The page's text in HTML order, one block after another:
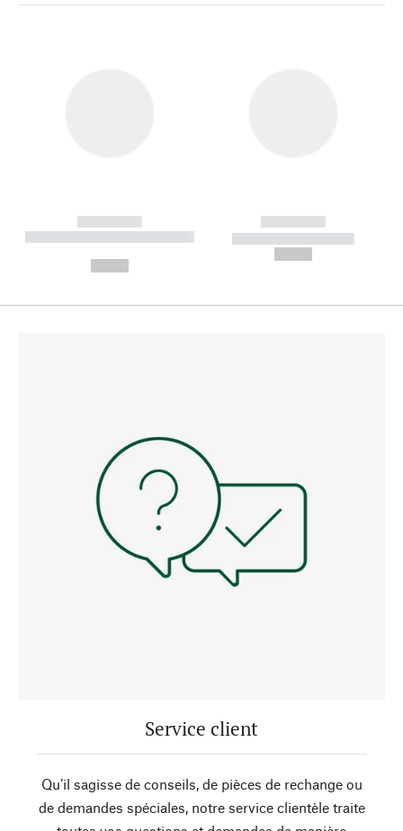
------------
----------- ----------- --------
------------
----------- -----------
Service client
Qu’il sagisse de conseils, de pièces de rechange ou
de demandes spéciales, notre service clientèle traite